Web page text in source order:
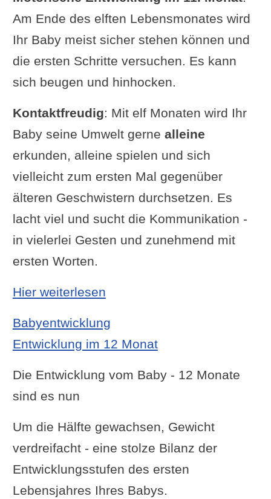
Am Ende des elften Lebensmonates wird
Ihr Baby meist sicher stehen können und
die ersten Schritte versuchen. Es kann
sich beugen und hinhocken.
Kontaktfreudig: Mit elf Monaten wird Ihr
Baby seine Umwelt gerne alleine
erkunden, alleine spielen und sich
vielleicht zum ersten Mal gegenüber
älteren Geschwistern durchsetzen. Es
lacht viel und sucht die Kommunikation -
in vielerlei Gesten und zunehmend mit
ersten Worten.
Hier weiterlesen: Entwicklung im 11 Monat
Babyentwicklung
Entwicklung im 12 Monat
Die Entwicklung vom Baby - 12 Monate
sind es nun
Um die Hälfte gewachsen, Gewicht
verdreifacht - eine stolze Bilanz der
Entwicklungsstufen des ersten
Lebensjahres Ihres Babys.